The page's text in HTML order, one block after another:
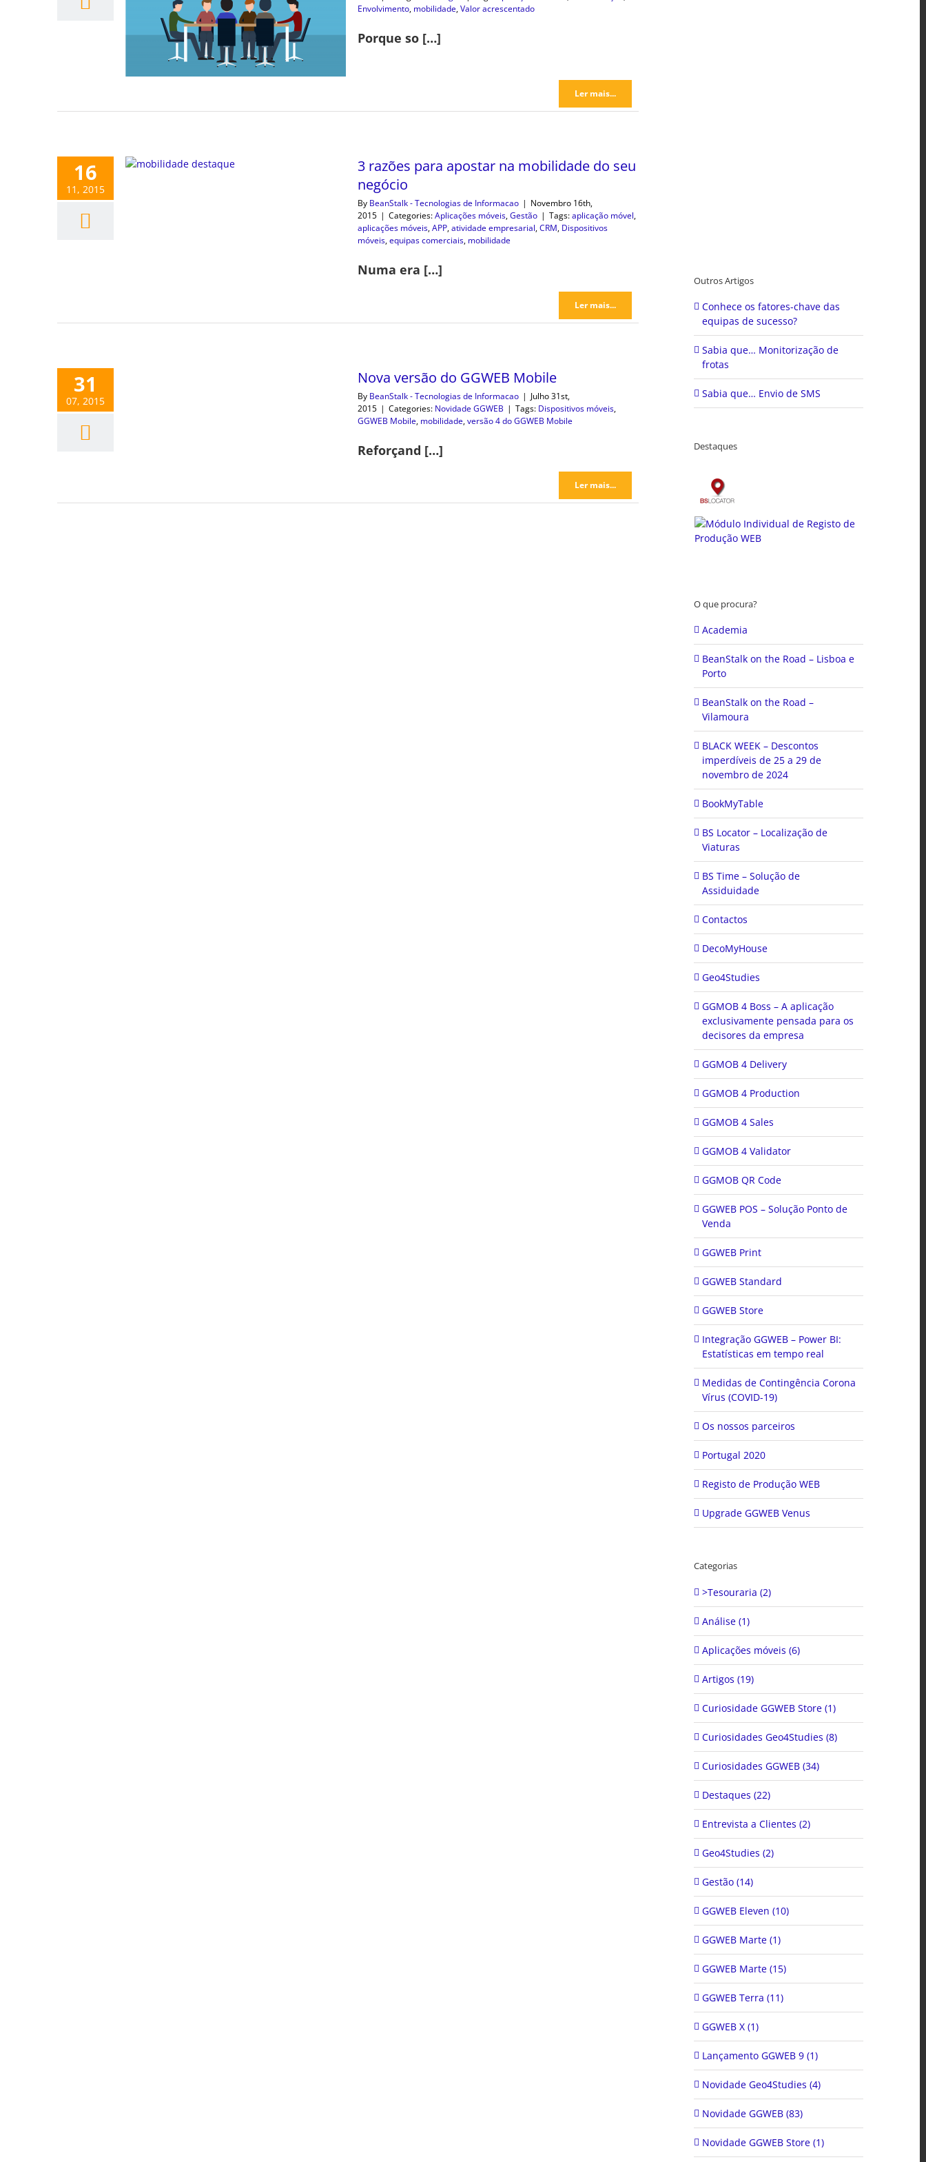
Envolvimento, mobilidade,Valor acrescentado
Porque so […]
Ler mais...
16
11, 2015
3 razões para apostar na mobilidade do seu
negócio
By BeanStalk - Tecnologias de Informacao | Novembro 16th,
2015 | Categories:Aplicações móveis,Gestão | Tags:aplicação móvel,
aplicações móveis,APP,atividade empresarial,CRM, Dispositivos
móveis,equipas comerciais, mobilidade
Numa era […]
Ler mais...
31
07, 2015
Nova versão do GGWEB Mobile
By BeanStalk - Tecnologias de Informacao | Julho 31st,
2015 | Categories: Novidade GGWEB | Tags: Dispositivos móveis,
GGWEB Mobile, mobilidade,versão 4 do GGWEB Mobile
Reforçand […]
Ler mais...
Outros Artigos
Conhece os fatores-chave das
equipas de sucesso?
Sabia que… Monitorização de
frotas
Sabia que… Envio de SMS
Destaques
O que procura?
Academia
BeanStalk on the Road – Lisboa e
Porto
BeanStalk on the Road –
Vilamoura
BLACK WEEK – Descontos
imperdíveis de 25 a 29 de
novembro de 2024
BookMyTable
BS Locator – Localização de
Viaturas
BS Time – Solução de
Assiduidade
Contactos
DecoMyHouse
Geo4Studies
GGMOB 4 Boss – A aplicação
exclusivamente pensada para os
decisores da empresa
GGMOB 4 Delivery
GGMOB 4 Production
GGMOB 4 Sales
GGMOB 4 Validator
GGMOB QR Code
GGWEB POS – Solução Ponto de
Venda
GGWEB Print
GGWEB Standard
GGWEB Store
Integração GGWEB – Power BI:
Estatísticas em tempo real
Medidas de Contingência Corona
Vírus (COVID-19)
Os nossos parceiros
Portugal 2020
Registo de Produção WEB
Upgrade GGWEB Venus
Categorias
>Tesouraria (2)
Análise (1)
Aplicações móveis (6)
Artigos (19)
Curiosidade GGWEB Store (1)
Curiosidades Geo4Studies (8)
Curiosidades GGWEB (34)
Destaques (22)
Entrevista a Clientes (2)
Geo4Studies (2)
Gestão (14)
GGWEB Eleven (10)
GGWEB Marte (1)
GGWEB Marte (15)
GGWEB Terra (11)
GGWEB X (1)
Lançamento GGWEB 9 (1)
Novidade Geo4Studies (4)
Novidade GGWEB (83)
Novidade GGWEB Store (1)